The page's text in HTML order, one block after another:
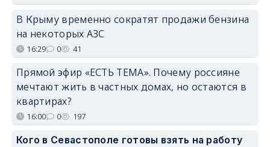
В Крыму временно сократят продажи бензина
на некоторых АЗС
16:29 0 41
Прямой эфир «ЕСТЬ ТЕМА». Почему россияне
мечтают жить в частных домах, но остаются в
квартирах?
16:00 0 197
Кого в Севастополе готовы взять на работу